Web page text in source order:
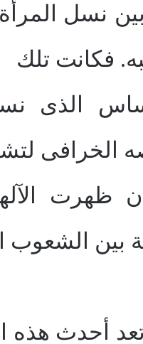
نسل
فكانت تلك
الذى
الخرافى
أن ظهرت
بين الشعوب
أحدث هذه